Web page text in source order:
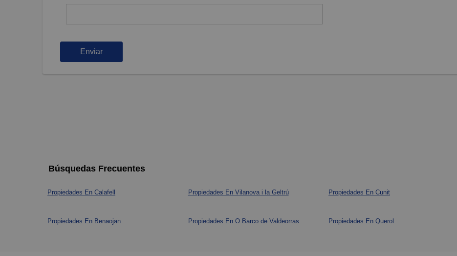
Enviar
Búsquedas Frecuentes
Propiedades En Calafell Propiedades En Vilanova i la Geltrú Propiedades En Cunit
Propiedades En Benaojan Propiedades En O Barco de Valdeorras Propiedades En Querol